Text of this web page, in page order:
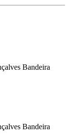
Bandeira
Bandeira